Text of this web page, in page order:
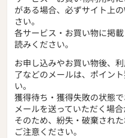
がある場合、必ずサイト上
さい。
各サービス・お買い物に掲
読みください。
お申し込みやお買い物後、
了などのメールは、ポイン
い。
獲得待ち・獲得失敗の状態
メールを送っていただく場合
そのため、紛失・破棄され
ご注意ください。